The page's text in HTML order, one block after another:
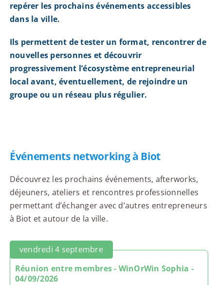
repérer les prochains événements accessibles
dans la ville.
Ils permettent de tester un format, rencontrer de
nouvelles personnes et découvrir
progressivement l’écosystème entrepreneurial
local avant, éventuellement, de rejoindre un
groupe ou un réseau plus régulier.
Événements networking à Biot
Découvrez les prochains événements, afterworks,
déjeuners, ateliers et rencontres professionnelles
permettant d’échanger avec d’autres entrepreneurs
à Biot et autour de la ville.
vendredi 4 septembre
Réunion entre membres - WinOrWin Sophia -
04/09/2026